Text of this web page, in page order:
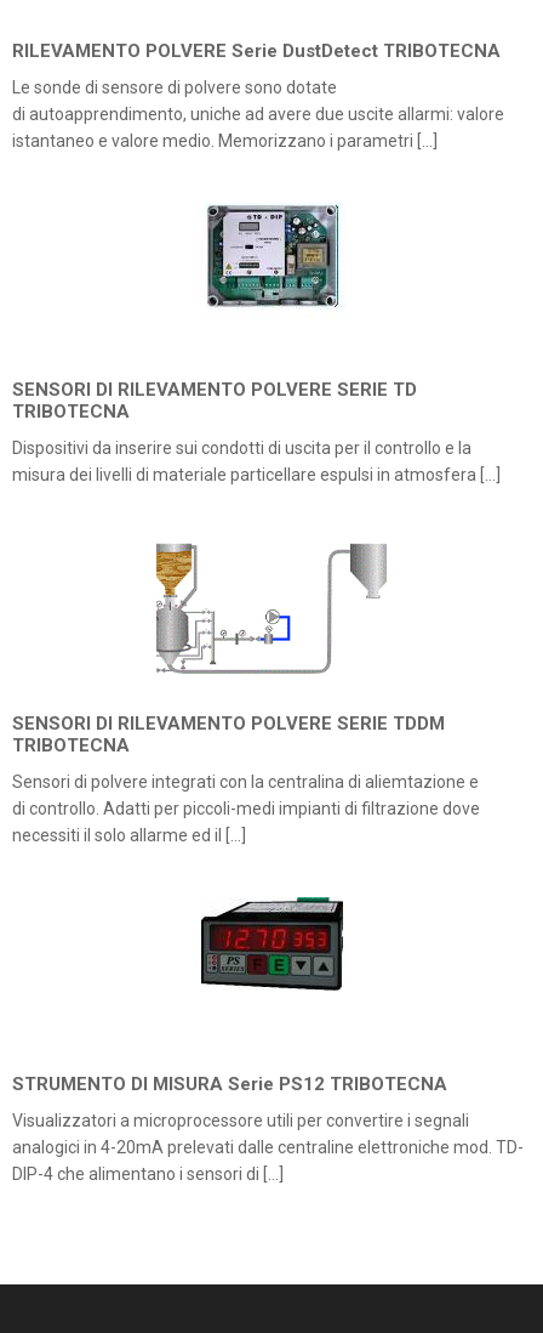
RILEVAMENTO POLVERE Serie DustDetect TRIBOTECNA
Le sonde di sensore di polvere sono dotate
di autoapprendimento, uniche ad avere due uscite allarmi: valore
istantaneo e valore medio. Memorizzano i parametri […]
SENSORI DI RILEVAMENTO POLVERE SERIE TD
TRIBOTECNA
Dispositivi da inserire sui condotti di uscita per il controllo e la
misura dei livelli di materiale particellare espulsi in atmosfera […]
SENSORI DI RILEVAMENTO POLVERE SERIE TDDM
TRIBOTECNA
Sensori di polvere integrati con la centralina di aliemtazione e
di controllo. Adatti per piccoli-medi impianti di filtrazione dove
necessiti il solo allarme ed il […]
STRUMENTO DI MISURA Serie PS12 TRIBOTECNA
Visualizzatori a microprocessore utili per convertire i segnali
analogici in 4-20mA prelevati dalle centraline elettroniche mod. TD-
DIP-4 che alimentano i sensori di […]